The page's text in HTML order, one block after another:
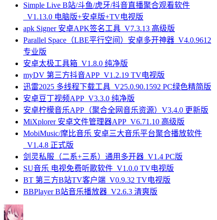
Simple Live B站/斗鱼/虎牙/抖音直播聚合观看软件
_V1.13.0 电脑版+安卓版+TV电视版
apk Signer 安卓APK签名工具_V7.3.13 高级版
Parallel Space（LBE平行空间）安卓多开神器_V4.0.9612
专业版
安卓太极工具箱_V1.8.0 纯净版
myDV 第三方抖音APP_V1.2.19 TV电视版
迅雷2025 多线程下载工具_V25.0.90.1592 PC绿色精简版
安卓豆丁视频APP_V3.3.0 纯净版
安卓柠檬音乐APP（聚合全网音乐资源）V3.4.0 更新版
MiXplorer 安卓文件管理器APP_V6.71.10 高级版
MobiMusic/摩比音乐 安卓三大音乐平台聚合播放软件
_V1.4.8 正式版
剑灵私服（二系+三系）通用多开器_V1.4 PC版
SU音乐 电视免费听歌软件_V1.0.0 TV电视版
BT 第三方B站TV客户端_V0.9.32 TV电视版
BBPlayer B站音乐播放器_V2.6.3 清爽版